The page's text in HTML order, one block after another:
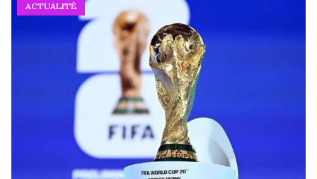
ACTUALITÉ